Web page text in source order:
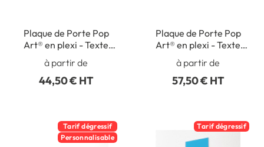
Plaque de Porte Pop
Art® en plexi - Texte
personnalisé 12
caractères max - Texte
en Relief - H70 x L220
à partir de
44,50 € HT
Plaque de Porte Pop
Art® en plexi - Texte
personnalisé 18
caractères max - Texte
en relief - H70 x L300
à partir de
57,50 € HT
Tarif dégressif
Personnalisable
Tarif dégressif